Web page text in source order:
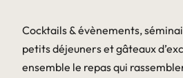
Cocktails & évènements,
petits déjeuners et gâteaux
ensemble le repas qui